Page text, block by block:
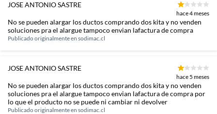
JOSE ANTONIO SASTRE
hace 4 meses
No se pueden alargar los ductos comprando dos kita y no venden
soluciones pra el alargue tampoco envian lafactura de compra
Publicado originalmente en sodimac.cl
JOSE ANTONIO SASTRE
hace 5 meses
No se pueden alargar los ductos comprando dos kita y no venden
soluciones pra el alargue tampoco envian lafactura de compra por
lo que el producto no se puede ni cambiar ni devolver
Publicado originalmente en sodimac.cl